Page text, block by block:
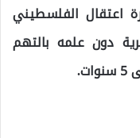
اعتقال الفلسطيني
دون علمه بالتهم